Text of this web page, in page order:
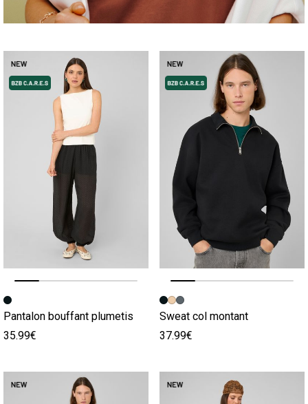
Image précédente
Image suivante
Pantalon bouffant plumetis
35.99€
Image précédente
Image suivante
Sweat col montant
37.99€